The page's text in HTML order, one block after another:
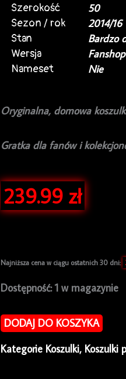
Szerokość
50
Sezon / rok
2014/16
Stan
Bardzo
Wersja
Fanshop
Nameset
Nie
Oryginalna, domowa
Gratka dla fanów i
239.99 zł
Najniższa cena w ciągu ostatnich 30 dni:
Dostępność: 1 w magazynie
ilość
piłkarska
reprezentacji
Australia
DODAJ DO KOSZYKA
Kategorie Koszulki, Koszulki